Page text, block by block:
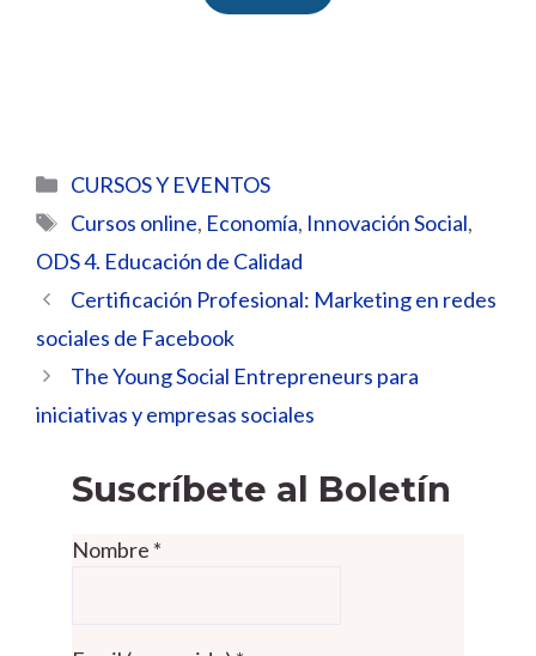
Categorías
CURSOS Y EVENTOS
Etiquetas
Cursos online, Economía, Innovación Social,
ODS 4. Educación de Calidad
Certificación Profesional: Marketing en redes
sociales de Facebook
The Young Social Entrepreneurs para
iniciativas y empresas sociales
Suscríbete al Boletín
Nombre *